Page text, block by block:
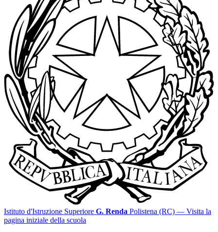
Istituto d'Istruzione Superiore G. Renda Polistena (RC) — Visita la
pagina iniziale della scuola